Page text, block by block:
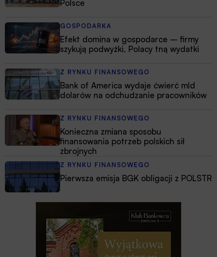
Polsce
GOSPODARKA
Efekt domina w gospodarce – firmy
szykują podwyżki, Polacy tną wydatki
Z RYNKU FINANSOWEGO
Bank of America wydaje ćwierć mld
dolarów na odchudzanie pracowników
Z RYNKU FINANSOWEGO
Konieczna zmiana sposobu
finansowania potrzeb polskich sił
zbrojnych
Z RYNKU FINANSOWEGO
Pierwsza emisja BGK obligacji z POLSTR